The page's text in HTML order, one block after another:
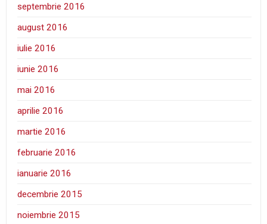
septembrie 2016
august 2016
iulie 2016
iunie 2016
mai 2016
aprilie 2016
martie 2016
februarie 2016
ianuarie 2016
decembrie 2015
noiembrie 2015